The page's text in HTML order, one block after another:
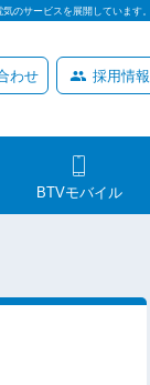
のサービスを展開しています。
わせ 採用情報
BTVモバイル